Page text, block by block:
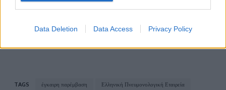
Data Deletion Data Access Privacy Policy
τις εξαρτήσεις και τη νεανική παραβατικότητα
TAGS έγκαιρη παρέμβαση
Ελληνική Πνευμονολογική Εταιρεία